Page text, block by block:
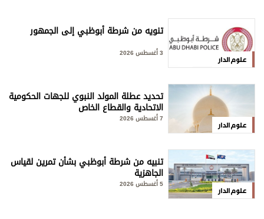
علوم الدار
تنويه من شرطة أبوظبي إلى الجمهور
علوم الدار
تحديد عطلة المولد النبوي للجهات الحكومية
الاتحادية والقطاع الخاص
علوم الدار
تنبيه من شرطة أبوظبي بشأن تمرين لقياس
الجاهزية
5 أغسطس 2026